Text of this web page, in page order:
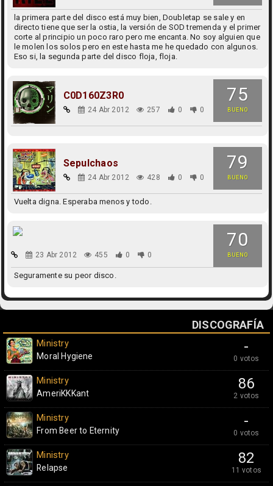
la primera parte del disco está muy bien, Doubletap se sale y en
directo tiene que ser la ostia, la versión de SOD tremenda y el primer
corte al principio un poco raro pero me encanta. No soy alguien que
le molen los solos pero en este hasta me he quedado con algunos.
Eso si, la segunda parte del disco floja, floja.
75
BUENO
C0D160Z3R0
24 Abr 2012 257 0 0
79
BUENO
Sepulchaos
24 Abr 2012 428 0 0
Vuelta digna. Esperaba menos y todo.
70
BUENO
23 Abr 2012 455 0 0
Seguramente su peor disco.
DISCOGRAFÍA
-
0 votos
Ministry
Moral Hygiene
86
2 votos
Ministry
AmeriKKKant
-
0 votos
Ministry
From Beer to Eternity
82
11 votos
Ministry
Relapse